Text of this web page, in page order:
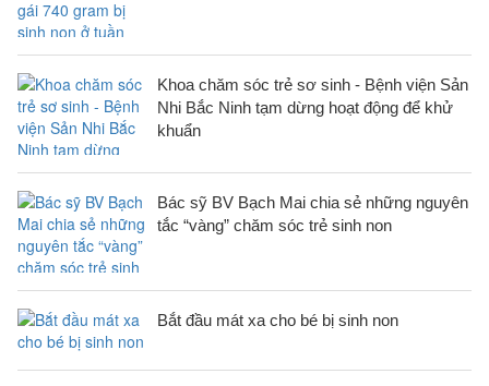
Khoa chăm sóc trẻ sơ sinh - Bệnh viện Sản
Nhi Bắc Ninh tạm dừng hoạt động để khử
khuẩn
Bác sỹ BV Bạch Mai chia sẻ những nguyên
tắc “vàng” chăm sóc trẻ sinh non
Bắt đầu mát xa cho bé bị sinh non